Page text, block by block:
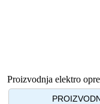
Proizvodnja elektro